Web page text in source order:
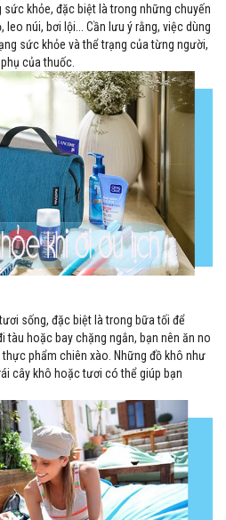
khỏe, đặc biệt là trong những chuyến
núi, bơi lội... Cần lưu ý rằng, việc dùng
sức khỏe và thể trạng của từng người,
của thuốc.
sống, đặc biệt là trong bữa tối để
tàu hoặc bay chặng ngắn, bạn nên ăn no
phẩm chiên xào. Những đồ khô như
cây khô hoặc tươi có thể giúp bạn